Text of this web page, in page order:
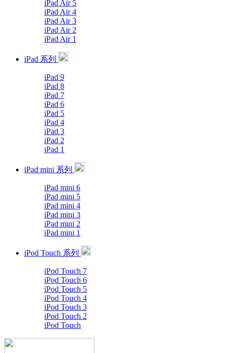
iPad Air 5
iPad Air 4
iPad Air 3
iPad Air 2
iPad Air 1
iPad 系列
iPad 9
iPad 8
iPad 7
iPad 6
iPad 5
iPad 4
iPad 3
iPad 2
iPad 1
iPad mini 系列
iPad mini 6
iPad mini 5
iPad mini 4
iPad mini 3
iPad mini 2
iPad mini 1
iPod Touch 系列
iPod Touch 7
iPod Touch 6
iPod Touch 5
iPod Touch 4
iPod Touch 3
iPod Touch 2
iPod Touch